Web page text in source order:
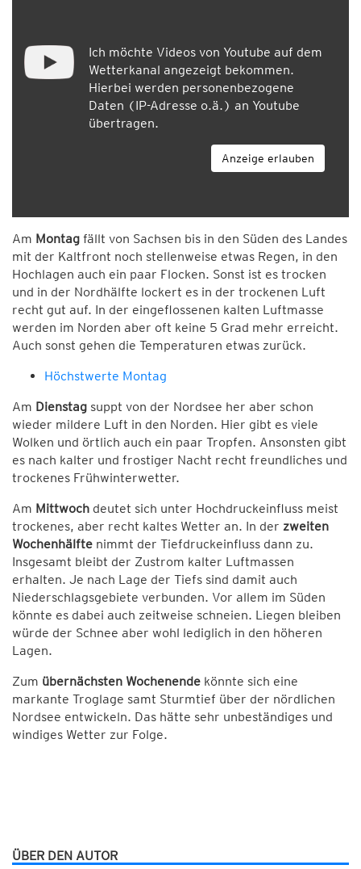
Ich möchte Videos von Youtube auf dem
Wetterkanal angezeigt bekommen.
Hierbei werden personenbezogene
Daten (IP-Adresse o.ä.) an Youtube
übertragen.
Anzeige erlauben
Am Montag fällt von Sachsen bis in den Süden des Landes
mit der Kaltfront noch stellenweise etwas Regen, in den
Hochlagen auch ein paar Flocken. Sonst ist es trocken
und in der Nordhälfte lockert es in der trockenen Luft
recht gut auf. In der eingeflossenen kalten Luftmasse
werden im Norden aber oft keine 5 Grad mehr erreicht.
Auch sonst gehen die Temperaturen etwas zurück.
Höchstwerte Montag
Am Dienstag suppt von der Nordsee her aber schon
wieder mildere Luft in den Norden. Hier gibt es viele
Wolken und örtlich auch ein paar Tropfen. Ansonsten gibt
es nach kalter und frostiger Nacht recht freundliches und
trockenes Frühwinterwetter.
Am Mittwoch deutet sich unter Hochdruckeinfluss meist
trockenes, aber recht kaltes Wetter an. In der zweiten
Wochenhälfte nimmt der Tiefdruckeinfluss dann zu.
Insgesamt bleibt der Zustrom kalter Luftmassen
erhalten. Je nach Lage der Tiefs sind damit auch
Niederschlagsgebiete verbunden. Vor allem im Süden
könnte es dabei auch zeitweise schneien. Liegen bleiben
würde der Schnee aber wohl lediglich in den höheren
Lagen.
Zum übernächsten Wochenende könnte sich eine
markante Troglage samt Sturmtief über der nördlichen
Nordsee entwickeln. Das hätte sehr unbeständiges und
windiges Wetter zur Folge.
ÜBER DEN AUTOR